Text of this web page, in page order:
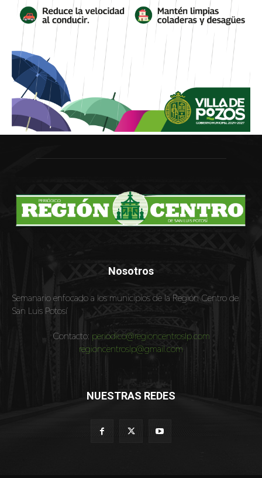
Nosotros
Semanario enfocado a los municipios de la Región Centro de
San Luis Potosí
Contacto: periodico@regioncentroslp.com
regioncentroslp@gmail.com
NUESTRAS REDES